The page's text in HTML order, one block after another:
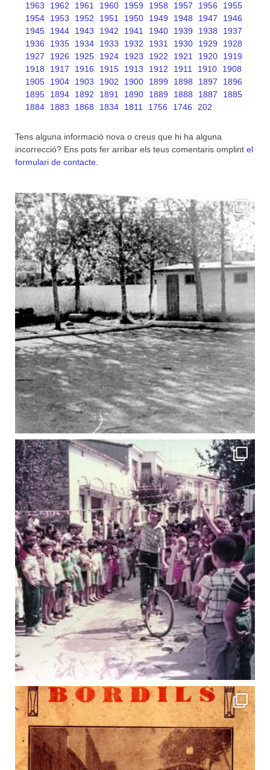
1963
1962 1961 1960 1959 1958 1957 1956
1955
1954
1953 1952 1951 1950 1949 1948 1947
1946
1945
1944 1943 1942 1941 1940 1939 1938
1937
1936
1935 1934 1933 1932 1931 1930 1929
1928
1927
1926 1925 1924 1923 1922 1921 1920
1919
1918
1917 1916 1915 1913 1912 1911 1910
1908
1905
1904 1903 1902 1900 1899 1898 1897
1896
1895
1894 1892 1891 1890 1889 1888 1887
1885
1884
1883 1868 1834 1811 1756 1746 202
Tens alguna informació nova o creus que hi ha alguna
incorrecció? Ens pots fer arribar els teus comentaris omplint el
formulari de contacte